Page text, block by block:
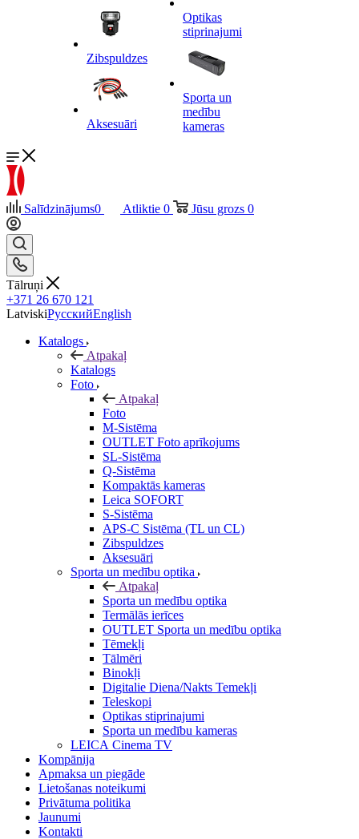
Zibspuldzes
Aksesuāri
Optikas
stiprinajumi
Sporta un
medību
kameras
Salīdzinājums0 Atliktie 0 Jūsu grozs 0
Tālruņi
+371 26 670 121
LatviskiРусскийEnglish
Katalogs
Atpakaļ
Katalogs
Foto
Atpakaļ
Foto
M-Sistēma
OUTLET Foto aprīkojums
SL-Sistēma
Q-Sistēma
Kompaktās kameras
Leica SOFORT
S-Sistēma
APS-C Sistēma (TL un CL)
Zibspuldzes
Aksesuāri
Sporta un medību optika
Atpakaļ
Sporta un medību optika
Termālās ierīces
OUTLET Sporta un medību optika
Tēmekļi
Tālmēri
Binokļi
Digitalie Diena/Nakts Temekļi
Teleskopi
Optikas stiprinajumi
Sporta un medību kameras
LEICA Cinema TV
Kompānija
Apmaksa un piegāde
Lietošanas noteikumi
Privātuma politika
Jaunumi
Kontakti